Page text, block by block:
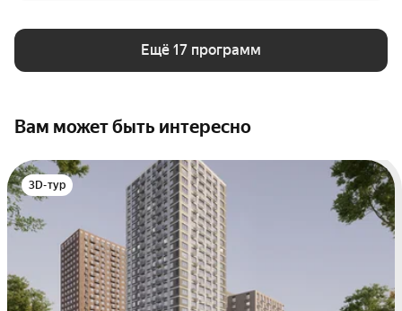
Ещё 17 программ
Вам может быть интересно
3D-тур